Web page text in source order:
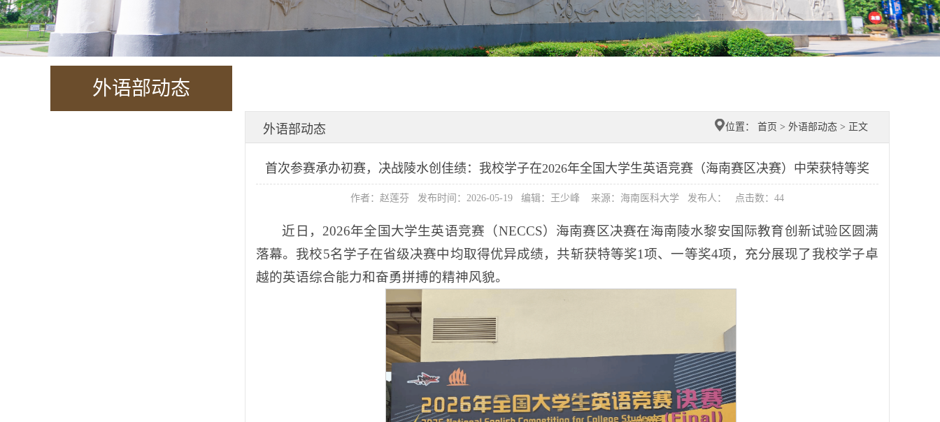
外语部动态
外语部动态 位置： 首页 > 外语部动态 > 正文
首次参赛承办初赛，决战陵水创佳绩：我校学子在2026年全国大学生英语竞赛（海南赛区决赛）中荣获特等奖
作者：赵莲芬 发布时间：2026-05-19 编辑：王少峰 来源：海南医科大学 发布人： 点击数： 44
近日，2026年全国大学生英语竞赛（NECCS）海南赛区决赛在海南陵水黎安国际教育创新试验区圆满
落幕。我校5名学子在省级决赛中均取得优异成绩，共斩获特等奖1项、一等奖4项，充分展现了我校学子卓
越的英语综合能力和奋勇拼搏的精神风貌。